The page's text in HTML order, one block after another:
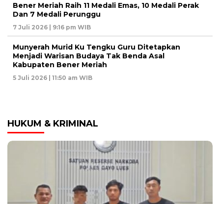
Bener Meriah Raih 11 Medali Emas, 10 Medali Perak
Dan 7 Medali Perunggu
7 Juli 2026 | 9:16 pm WIB
Munyerah Murid Ku Tengku Guru Ditetapkan
Menjadi Warisan Budaya Tak Benda Asal
Kabupaten Bener Meriah
5 Juli 2026 | 11:50 am WIB
HUKUM & KRIMINAL